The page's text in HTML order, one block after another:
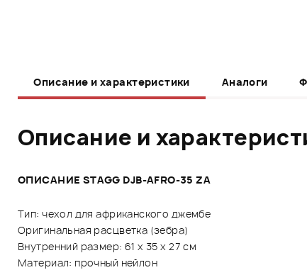
Описание и характеристики Аналоги
Описание и
ОПИСАНИЕ STAGG DJB-AFRO-35 ZA
Тип: чехол для африканского джембе
Оригинальная расцветка (зебра)
Внутренний размер: 61 x 35 x 27 см
Материал: прочный нейлон